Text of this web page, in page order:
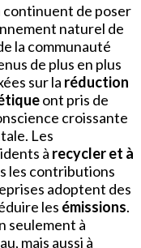
continuent de poser
naturel de
la communauté
de plus en plus
sur la réduction
ont pris de
croissante
Les
à recycler et à
les contributions
adoptent des
les émissions.
seulement à
mais aussi à